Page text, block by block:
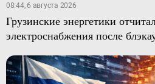
08:44, 6 августа 2026
Грузинские энергетики
электроснабжения после